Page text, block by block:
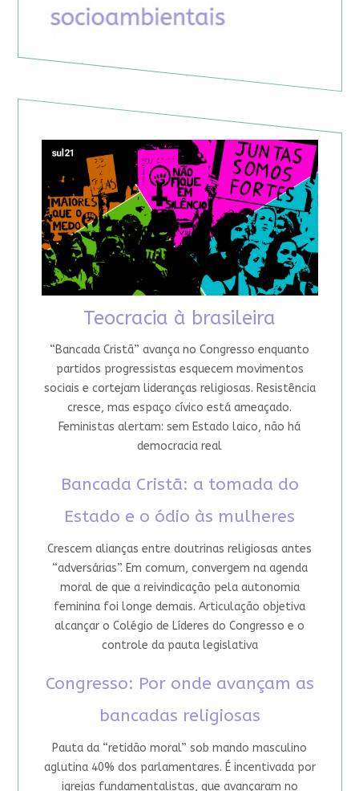
Teocracia à brasileira
“Bancada Cristã” avança no Congresso enquanto
partidos progressistas esquecem movimentos
sociais e cortejam lideranças religiosas. Resistência
cresce, mas espaço cívico está ameaçado.
Feministas alertam: sem Estado laico, não há
democracia real
Bancada Cristã: a tomada do
Estado e o ódio às mulheres
Crescem alianças entre doutrinas religiosas antes
“adversárias”. Em comum, convergem na agenda
moral de que a reivindicação pela autonomia
feminina foi longe demais. Articulação objetiva
alcançar o Colégio de Líderes do Congresso e o
controle da pauta legislativa
Congresso: Por onde avançam as
bancadas religiosas
Pauta da “retidão moral” sob mando masculino
aglutina 40% dos parlamentares. É incentivada por
igrejas fundamentalistas, que avançaram no